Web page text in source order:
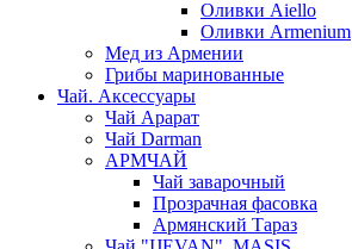
Оливки Aiello
Оливки Armenium
Мед из Армении
Грибы маринованные
Чай. Аксессуары
Чай Арарат
Чай Darman
АРМЧАЙ
Чай заварочный
Прозрачная фасовка
Армянский Тараз